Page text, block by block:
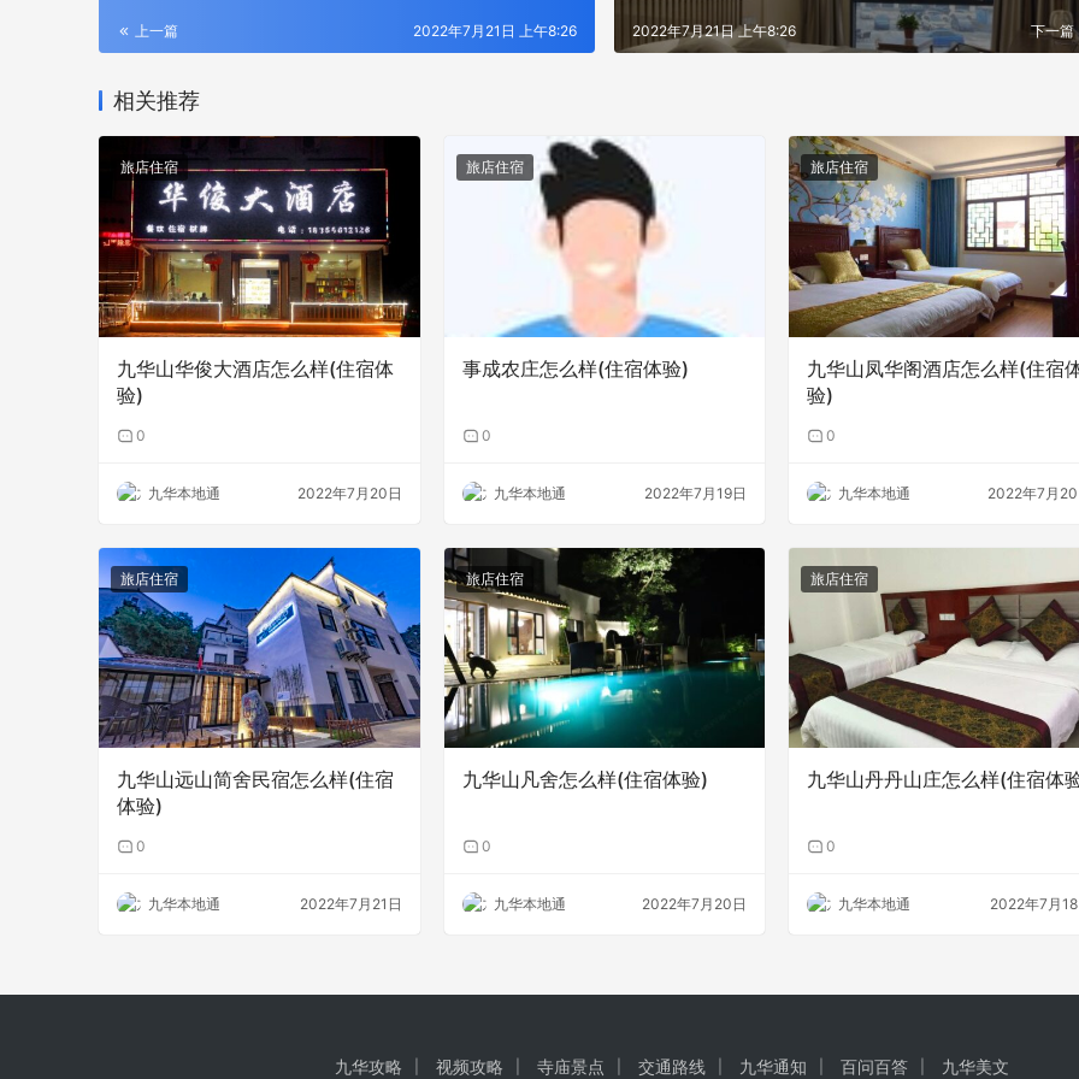
上一篇 2022年7月21日 上午8:26 下一篇
2022年7月21日 上午8:26
相关推荐
旅店住宿
九华山华俊大酒店怎么样(住宿体
验)
0
九华本地通 2022年7月20日
旅店住宿
事成农庄怎么样(住宿体验)
0
九华本地通 2022年7月19日
旅店住宿
九华山凤华阁酒店怎么样(住宿
验)
0
九华本地通 2022年7月
旅店住宿
九华山远山简舍民宿怎么样(住宿
体验)
0
九华本地通 2022年7月21日
旅店住宿
九华山凡舍怎么样(住宿体验)
0
九华本地通 2022年7月20日
旅店住宿
九华山丹丹山庄怎么样(住宿体
0
九华本地通 2022年7月
九华攻略 视频攻略 寺庙景点 交通路线 九华通知 百问百答 九华美文